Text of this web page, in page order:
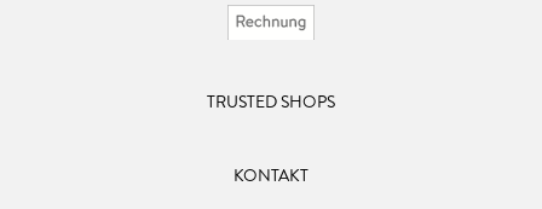
TRUSTED SHOPS
KONTAKT